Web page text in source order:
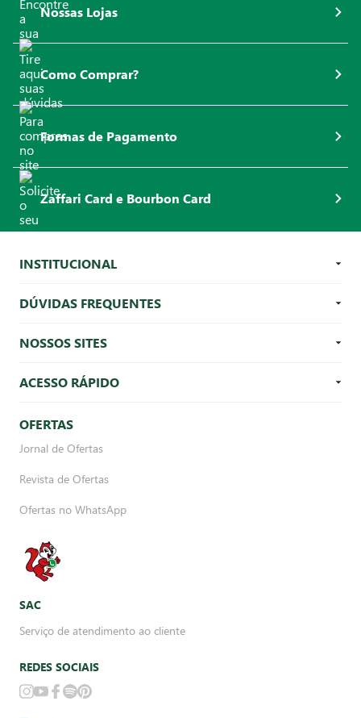
Nossas Lojas
Como Comprar?
Formas de Pagamento
Zaffari Card e Bourbon Card
INSTITUCIONAL
DÚVIDAS FREQUENTES
NOSSOS SITES
ACESSO RÁPIDO
OFERTAS
Jornal de Ofertas
Revista de Ofertas
Ofertas no WhatsApp
SAC
Serviço de atendimento ao cliente
REDES SOCIAIS